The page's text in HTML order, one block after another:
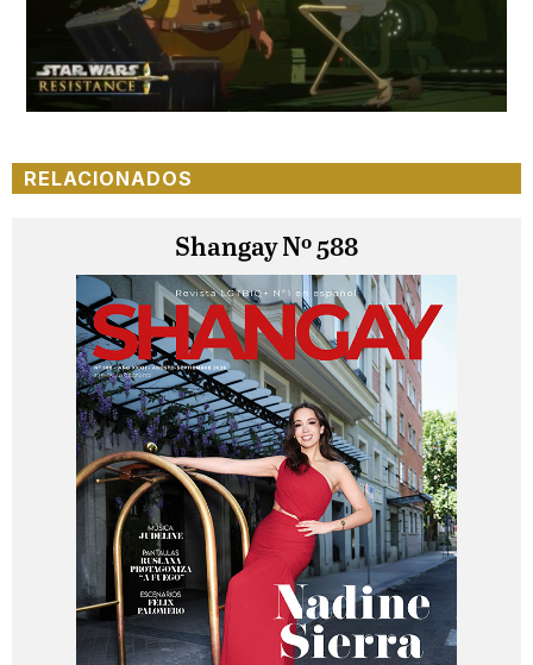
RELACIONADOS
Shangay Nº 588